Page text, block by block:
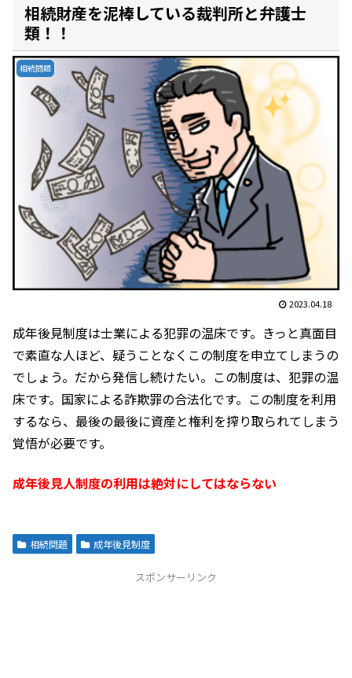
相続財産を泥棒している裁判所と弁護士
類！！
相続問題
2023.04.18
成年後見制度は士業による犯罪の温床です。きっと真面目
で素直な人ほど、疑うことなくこの制度を申立てしまうの
でしょう。だから発信し続けたい。この制度は、犯罪の温
床です。国家による詐欺罪の合法化です。この制度を利用
するなら、最後の最後に資産と権利を搾り取られてしまう
覚悟が必要です。
成年後見人制度の利用は絶対にしてはならない
相続問題 成年後見制度
スポンサーリンク